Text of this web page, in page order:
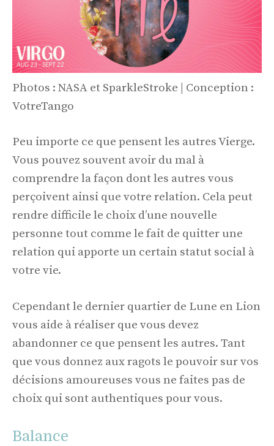
Photos : NASA et SparkleStroke | Conception :
VotreTango
Peu importe ce que pensent les autres Vierge.
Vous pouvez souvent avoir du mal à
comprendre la façon dont les autres vous
perçoivent ainsi que votre relation. Cela peut
rendre difficile le choix d’une nouvelle
personne tout comme le fait de quitter une
relation qui apporte un certain statut social à
votre vie.
Cependant le dernier quartier de Lune en Lion
vous aide à réaliser que vous devez
abandonner ce que pensent les autres. Tant
que vous donnez aux ragots le pouvoir sur vos
décisions amoureuses vous ne faites pas de
choix qui sont authentiques pour vous.
Balance